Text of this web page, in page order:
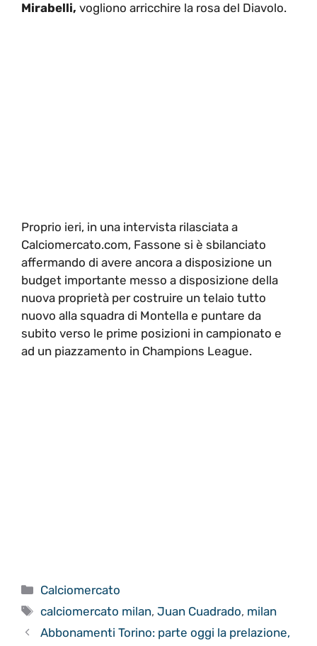
Mirabelli, vogliono arricchire la rosa del Diavolo.
Proprio ieri, in una intervista rilasciata a
Calciomercato.com, Fassone si è sbilanciato
affermando di avere ancora a disposizione un
budget importante messo a disposizione della
nuova proprietà per costruire un telaio tutto
nuovo alla squadra di Montella e puntare da
subito verso le prime posizioni in campionato e
ad un piazzamento in Champions League.
Categorie
Calciomercato
Tag
calciomercato milan,Juan Cuadrado, milan
Abbonamenti Torino: parte oggi la prelazione,